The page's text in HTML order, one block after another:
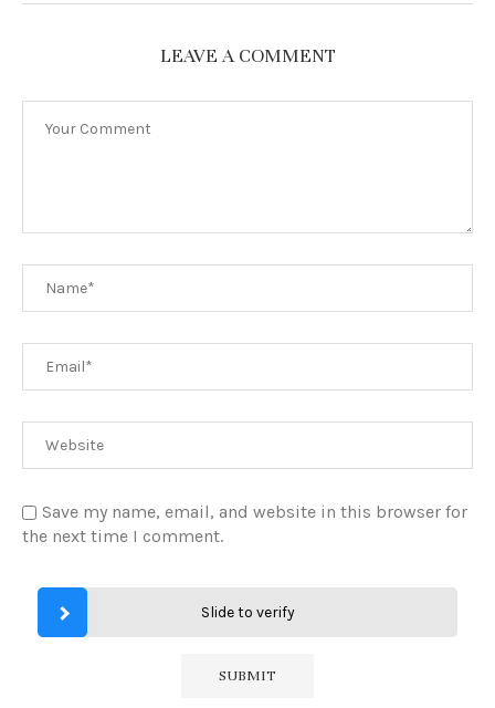
LEAVE A COMMENT
Save my name, email, and website in this browser for
the next time I comment.
Slide to verify